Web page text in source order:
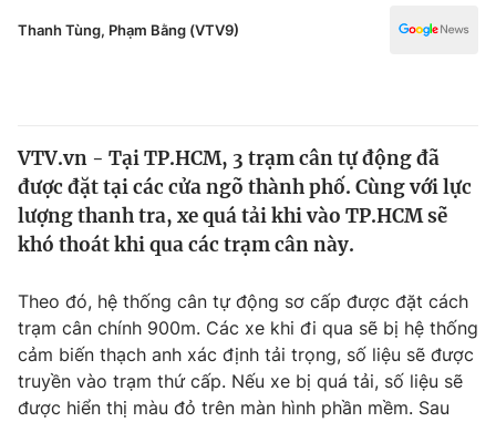
Thế giới
Tin tức
Thế giới đó đây
Câu chuyện quốc tế
Tài chính
Thị trường
Góc doanh nghiệp
Dữ liệu và đời sống
Truyền hình
Đời sống
Thanh Tùng, Phạm Bằng (VTV9)
VTV.vn - Tại TP.HCM, 3 trạm cân tự động đã
được đặt tại các cửa ngõ thành phố. Cùng với lực
lượng thanh tra, xe quá tải khi vào TP.HCM sẽ
khó thoát khi qua các trạm cân này.
Theo đó, hệ thống cân tự động sơ cấp được đặt cách
trạm cân chính 900m. Các xe khi đi qua sẽ bị hệ thống
cảm biến thạch anh xác định tải trọng, số liệu sẽ được
truyền vào trạm thứ cấp. Nếu xe bị quá tải, số liệu sẽ
được hiển thị màu đỏ trên màn hình phần mềm. Sau